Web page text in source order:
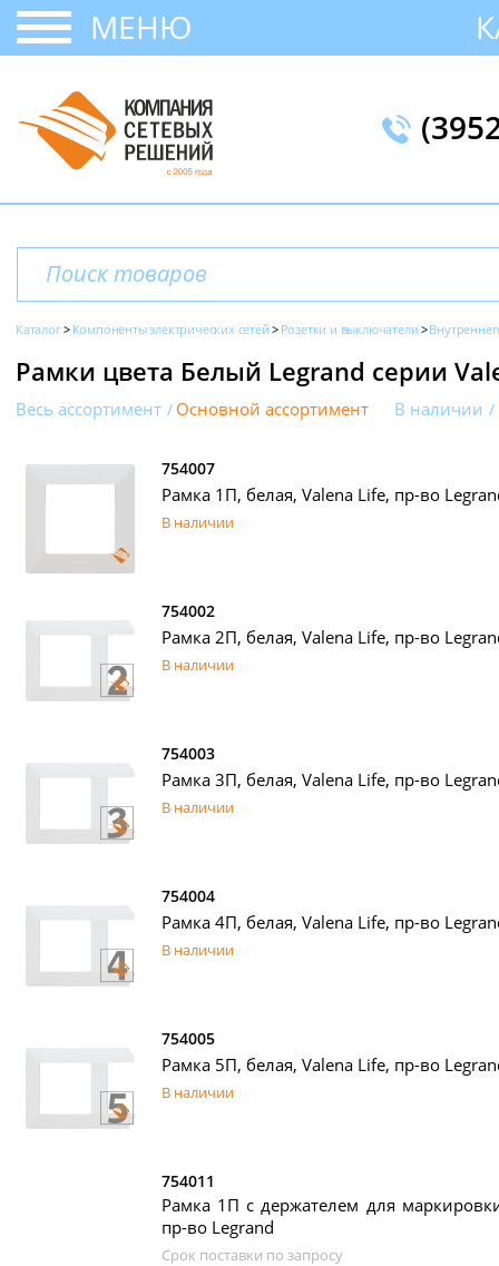
МЕНЮ
Каталог Компоненты электрических сетей Розетки и выключатели
Рамки цвета Белый Legrand серии
Весь ассортимент Основной ассортимент В наличии
754007
Рамка 1П, белая, Valena Life, пр-во
В наличии
754002
Рамка 2П, белая, Valena Life, пр-во
В наличии
754003
Рамка 3П, белая, Valena Life, пр-во
В наличии
754004
Рамка 4П, белая, Valena Life, пр-во
В наличии
754005
Рамка 5П, белая, Valena Life, пр-во
В наличии
754011
Рамка 1П с держателем для
пр-во Legrand
Срок поставки по запросу